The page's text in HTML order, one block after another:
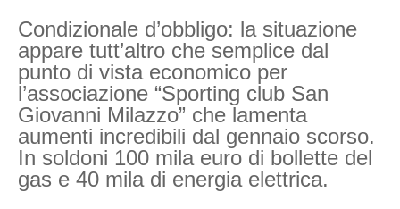
Condizionale d’obbligo: la situazione
appare tutt’altro che semplice dal
punto di vista economico per
l’associazione “Sporting club San
Giovanni Milazzo” che lamenta
aumenti incredibili dal gennaio scorso.
In soldoni 100 mila euro di bollette del
gas e 40 mila di energia elettrica.